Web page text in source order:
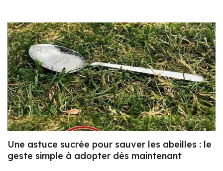
Une astuce sucrée pour sauver les abeilles : le
geste simple à adopter dès maintenant